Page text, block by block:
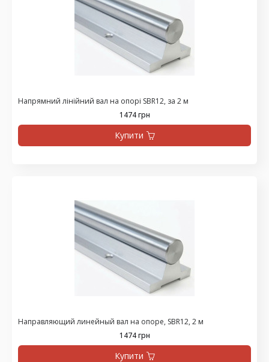
Напрямний лінійний вал на опорі SBR12, за 2 м
1474 грн
Купити
Направляющий линейный вал на опоре, SBR12, 2 м
1474 грн
Купити